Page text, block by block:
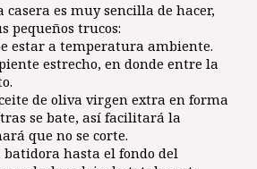
casera es muy sencilla de hacer,
pequeños trucos:
estar a temperatura ambiente.
estrecho, en donde entre la
de oliva virgen extra en forma
se bate, así facilitará la
que no se corte.
hasta el fondo del